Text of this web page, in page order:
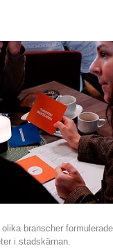
olika branscher
i stadskärnan.